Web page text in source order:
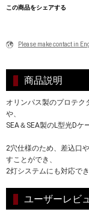
この商品をシェアする
Please make contact in
商品説明
オリンパス製のプロテク
や、
SEA＆SEA製のL型光Dケ
2穴仕様のため、差込口
すことができ、
2灯システムにも対応でき
ユーザーレビ